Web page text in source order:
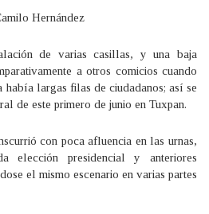
Hernández
de varias casillas, y una baja
a otros comicios cuando
había largas filas de ciudadanos; así se
de este primero de junio en Tuxpan.
con poca afluencia en las urnas,
elección presidencial y anteriores
el mismo escenario en varias partes